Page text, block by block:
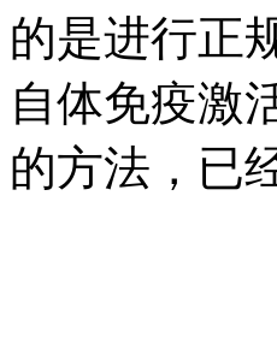
的是进行正
自体免疫激
的方法，已